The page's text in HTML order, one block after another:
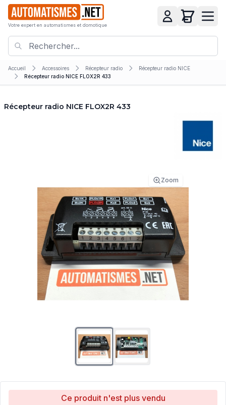
Votre expert en automatismes et domotique
Accueil Accessoires Récepteur radio
Récepteur radio NICE
Récepteur radio NICE FLOX2R 433
Récepteur radio NICE FLOX2R 433
Zoom
Ce produit n'est plus vendu